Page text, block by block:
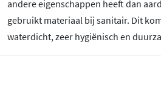
andere eigenschappen heeft dan
gebruikt materiaal bij sanitair. Dit
waterdicht, zeer hygiënisch en